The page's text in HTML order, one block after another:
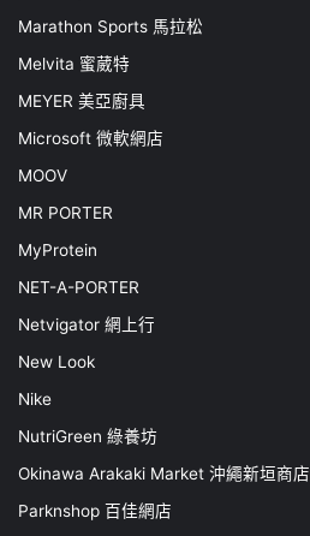
Marathon Sports 馬拉松
Melvita 蜜葳特
MEYER 美亞廚具
Microsoft 微軟網店
MOOV
MR PORTER
MyProtein
NET-A-PORTER
Netvigator 網上行
New Look
Nike
NutriGreen 綠養坊
Okinawa Arakaki Market 沖繩新垣商店
Parknshop 百佳網店